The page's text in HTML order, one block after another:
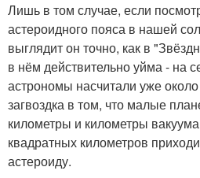
Лишь в том случае, если
астероидного пояса в нашей
выглядит он точно, как в
в нём действительно уйма - на
астрономы насчитали уже
загвоздка в том, что малые
километры и километры
квадратных километров
астероиду.